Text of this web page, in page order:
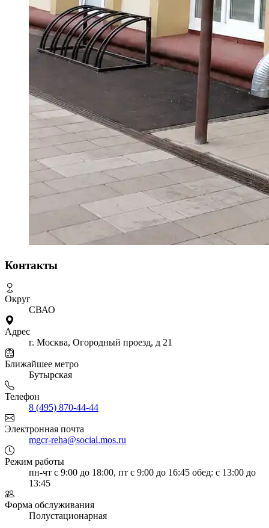
Контакты
Округ
СВАО
Адрес
г. Москва, Огородный проезд, д 21
Ближайшее метро
Бутырская
Телефон
8 (495) 870-44-44
Электронная почта
mgcr-reha@social.mos.ru
Режим работы
пн-чт с 9:00 до 18:00, пт с 9:00 до 16:45 обед: с 13:00 до
13:45
Форма обслуживания
Полустационарная